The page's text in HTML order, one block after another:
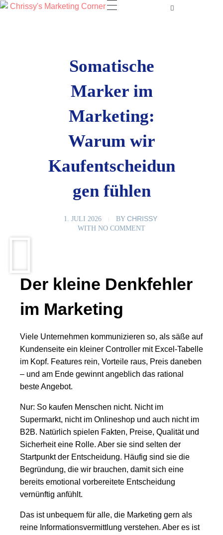
Somatische
Marker im
Marketing:
Warum wir
Kaufentscheidun
gen fühlen
1. JULI 2026 BY CHRISSY
WITH NO COMMENT
Der kleine Denkfehler
im Marketing
Viele Unternehmen kommunizieren so, als säße auf
Kundenseite ein kleiner Controller mit Excel-Tabelle
im Kopf. Features rein, Vorteile raus, Preis daneben
– und am Ende gewinnt angeblich das rational
beste Angebot.
Nur: So kaufen Menschen nicht. Nicht im
Supermarkt, nicht im Onlineshop und auch nicht im
B2B. Natürlich spielen Fakten, Preise, Qualität und
Sicherheit eine Rolle. Aber sie sind selten der
Startpunkt der Entscheidung. Häufig sind sie die
Begründung, die wir brauchen, damit sich eine
bereits emotional vorbereitete Entscheidung
vernünftig anfühlt.
Das ist unbequem für alle, die Marketing gern als
reine Informationsvermittlung verstehen. Aber es ist